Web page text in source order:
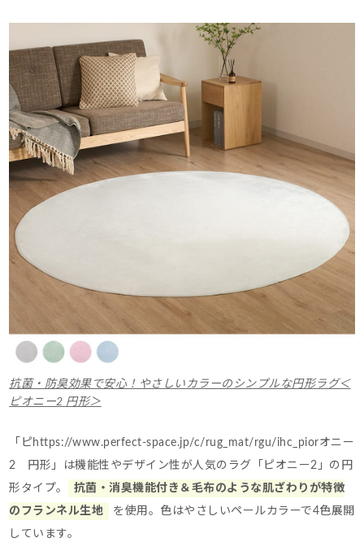
抗菌・防臭効果で安心！やさしいカラーのシンプルな円形ラグ＜
ピオニー2 円形＞
「ピhttps://www.perfect-space.jp/c/rug_mat/rgu/ihc_piorオニー
2 円形」は機能性やデザイン性が人気のラグ「ピオニー2」の円
形タイプ。
抗菌・消臭機能付き＆毛布のような肌ざわりが特徴
のフランネル生地
を使用。 色はやさしいペールカラーで4色展開
しています。